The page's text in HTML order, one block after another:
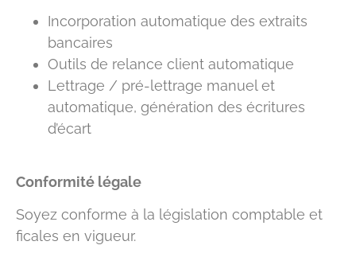
Incorporation automatique des extraits
bancaires
Outils de relance client automatique
Lettrage / pré-lettrage manuel et
automatique, génération des écritures
d’écart
Conformité légale
Soyez conforme à la législation comptable et
ficales en vigueur.